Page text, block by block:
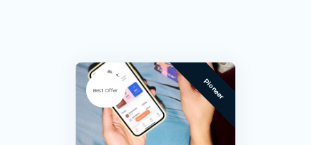
Best Offer Pioneer